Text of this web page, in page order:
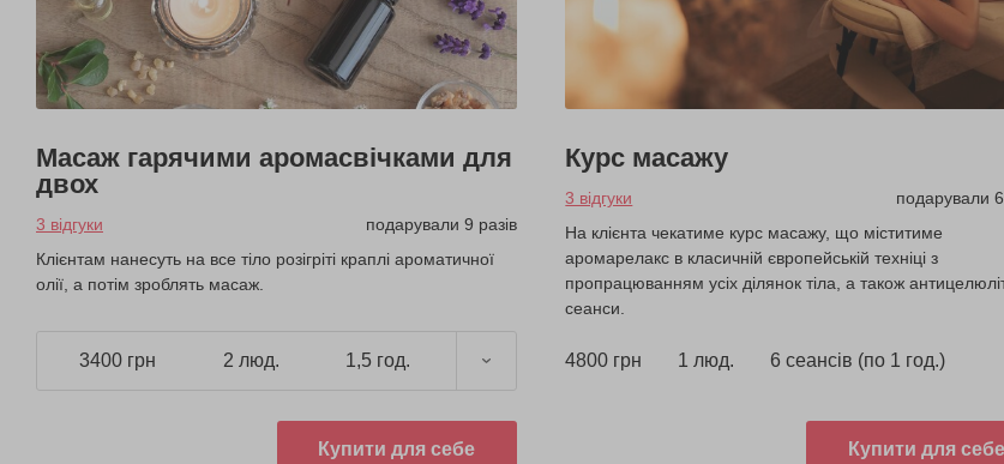
Масаж гарячими аромасвічками для
двох
3 відгуки
подарували 9 разів
Клієнтам нанесуть на все тіло розігріті краплі ароматичної
олії, а потім зроблять масаж.
3400 грн 2 люд. 1,5 год.
Купити для себе
Курс масажу
3 відгуки
подарували 6
На клієнта чекатиме курс масажу, що міститиме
аромарелакс в класичній європейській техніці з
пропрацюванням усіх ділянок тіла, а також
сеанси.
4800 грн 1 люд. 6 сеансів (по 1 год.)
Купити для себе